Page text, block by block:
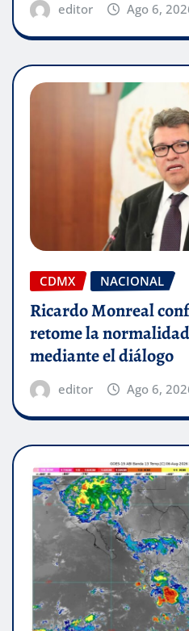
editor Ago 6,
CDMX NACIONAL
Ricardo Monreal
retome la
mediante el diálogo
editor Ago 6,